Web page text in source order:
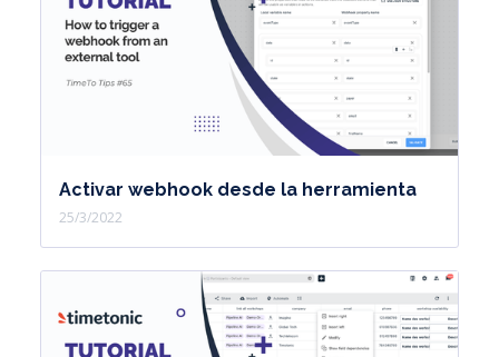
Activar webhook desde la herramienta
25/3/2022